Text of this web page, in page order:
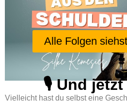
Alle Folgen
🎙️ Und
Vielleicht hast du selbst eine